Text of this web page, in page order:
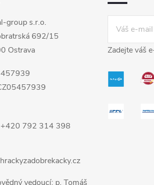
group s.r.o.
692/15
Ostrava
+420 792 314 398
vedoucí: p. Tomáš
Zadejte váš